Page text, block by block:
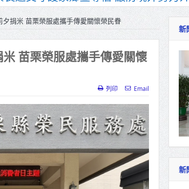
賽開跑 高雄147論壇揭開好飯祕密、飄
位提前完成海豚颱風各項防災準備工作
友宜督導基層建設 推動瑞芳礦業文化
捐贈救護車 挹注桃消救護量能
標改善獨居長者居住環境
州農會田中倉庫 4棟日式穀倉重現風華
布局NADCAP新版認證 19名學員完成
單週1.8萬人62例重症創新高
夕捐米 苗栗榮服處攜手傳愛關懷榮民眷
苗栗榮服處攜手傳愛關懷
列印 Email
新
新